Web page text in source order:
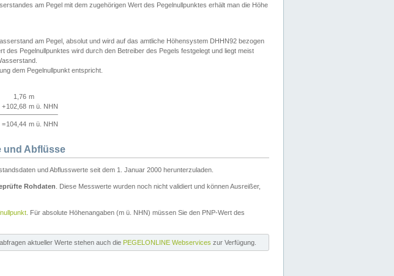
am Pegel mit dem zugehörigen Wert des Pegelnullpunktes erhält man die Höhe
am Pegel, absolut und wird auf das amtliche Höhensystem DHHN92 bezogen
des Pegelnullpunktes wird durch den Betreiber des Pegels festgelegt und liegt meist
dem Pegelnullpunkt entspricht.
1,76 m
+102,68 m ü. NHN
=104,44 m ü. NHN
und Abflüsse
und Abflusswerte seit dem 1. Januar 2000 herunterzuladen.
Rohdaten . Diese Messwerte wurden noch nicht validiert und können Ausreißer,
. Für absolute Höhenangaben (m ü. NHN) müssen Sie den PNP-Wert des
aktueller Werte stehen auch die PEGELONLINE Webservices zur Verfügung.